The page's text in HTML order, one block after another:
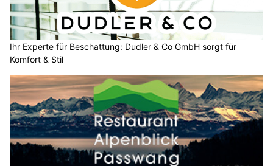
Ihr Experte für Beschattung: Dudler & Co GmbH sorgt für
Komfort & Stil